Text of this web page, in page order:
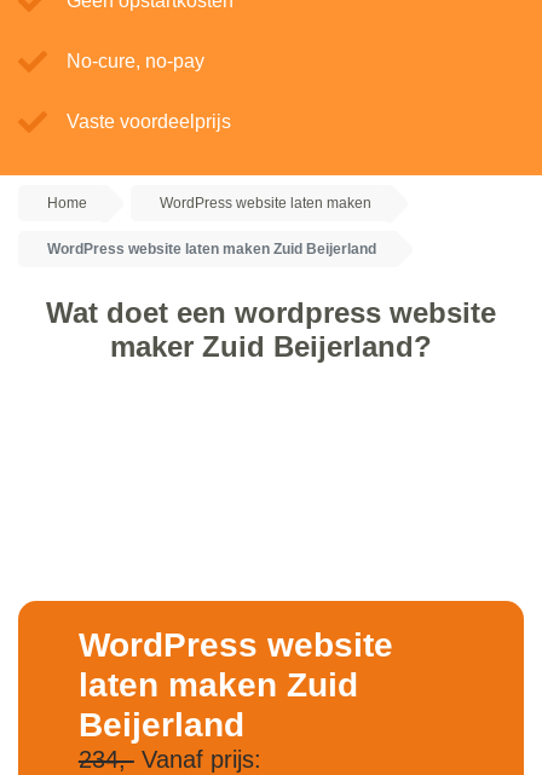
No-cure, no-pay
Vaste voordeelprijs
Home WordPress website laten maken
WordPress website laten maken Zuid Beijerland
Wat doet een wordpress website
maker Zuid Beijerland?
WordPress website
laten maken Zuid
Beijerland
234,-Vanaf prijs: